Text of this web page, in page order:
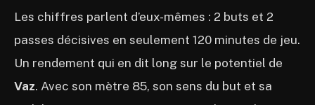
Les chiffres parlent d’eux-mêmes : 2 buts et 2
passes décisives en seulement 120 minutes de jeu.
Un rendement qui en dit long sur le potentiel de
Vaz. Avec son mètre 85, son sens du but et sa